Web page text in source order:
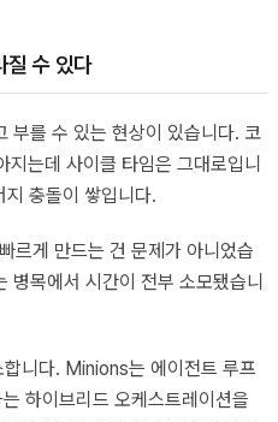
질 수 있다
를 수 있는 현상이 있습니다. 코
는데 사이클 타임은 그대로입니
충돌이 쌓입니다.
르게 만드는 건 문제가 아니었습
병목에서 시간이 전부 소모됐습니
니다. Minions는 에이전트 루프
하이브리드 오케스트레이션을